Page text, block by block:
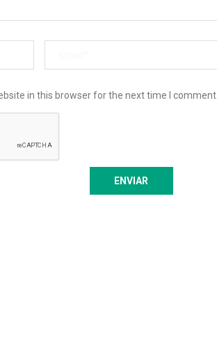
in this browser for the next time I comment.